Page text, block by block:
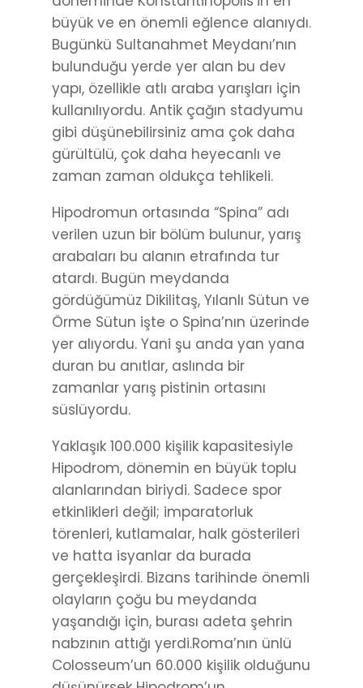
büyük ve en önemli eğlence alanıydı.
Bugünkü Sultanahmet Meydanı’nın
bulunduğu yerde yer alan bu dev
yapı, özellikle atlı araba yarışları için
kullanılıyordu. Antik çağın stadyumu
gibi düşünebilirsiniz ama çok daha
gürültülü, çok daha heyecanlı ve
zaman zaman oldukça tehlikeli.
Hipodromun ortasında “Spina” adı
verilen uzun bir bölüm bulunur, yarış
arabaları bu alanın etrafında tur
atardı. Bugün meydanda
gördüğümüz Dikilitaş, Yılanlı Sütun ve
Örme Sütun işte o Spina’nın üzerinde
yer alıyordu. Yani şu anda yan yana
duran bu anıtlar, aslında bir
zamanlar yarış pistinin ortasını
süslüyordu.
Yaklaşık 100.000 kişilik kapasitesiyle
Hipodrom, dönemin en büyük toplu
alanlarından biriydi. Sadece spor
etkinlikleri değil; imparatorluk
törenleri, kutlamalar, halk gösterileri
ve hatta isyanlar da burada
gerçekleşirdi. Bizans tarihinde önemli
olayların çoğu bu meydanda
yaşandığı için, burası adeta şehrin
nabzının attığı yerdi.Roma’nın ünlü
Colosseum’un 60.000 kişilik olduğunu